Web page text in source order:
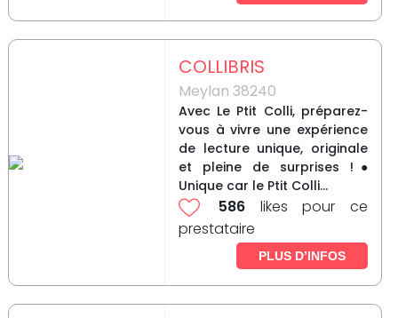
COLLIBRIS
Meylan 38240
Avec Le Ptit Colli, préparez-
vous à vivre une expérience
de lecture unique, originale
et pleine de surprises !●
Unique car le Ptit Colli...
586 likes pour ce
prestataire
PLUS D’INFOS